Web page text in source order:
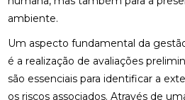
ambiente.
Um aspecto fundamental da
é a realização de avaliações
são essenciais para identificar a
os riscos associados. Através de